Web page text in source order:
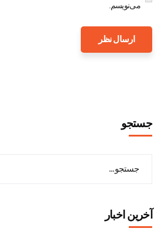
می‌نویسم.
جستجو
آخرین اخبار